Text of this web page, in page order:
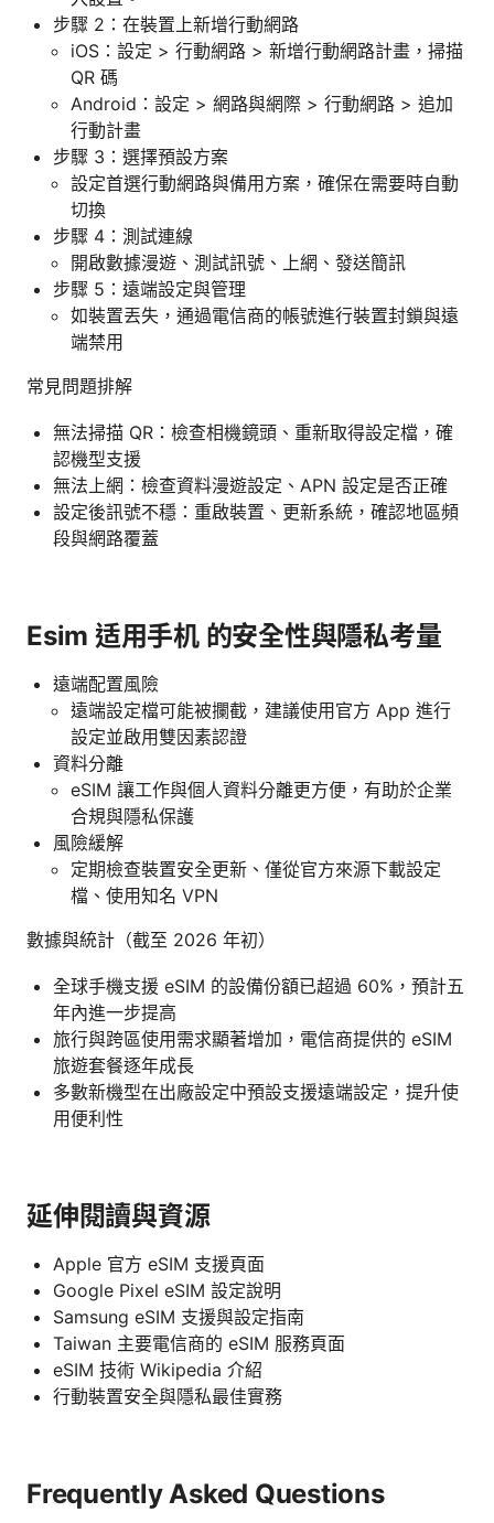
步驟 2：在裝置上新增行動網路
iOS：設定 > 行動網路 > 新增行動網路計畫，掃描
QR 碼
Android：設定 > 網路與網際 > 行動網路 > 追加
行動計畫
步驟 3：選擇預設方案
設定首選行動網路與備用方案，確保在需要時自動
切換
步驟 4：測試連線
開啟數據漫遊、測試訊號、上網、發送簡訊
步驟 5：遠端設定與管理
如裝置丟失，通過電信商的帳號進行裝置封鎖與遠
端禁用
常見問題排解
無法掃描 QR：檢查相機鏡頭、重新取得設定檔，確
認機型支援
無法上網：檢查資料漫遊設定、APN 設定是否正確
設定後訊號不穩：重啟裝置、更新系統，確認地區頻
段與網路覆蓋
Esim 适用手机 的安全性與隱私考量
遠端配置風險
遠端設定檔可能被攔截，建議使用官方 App 進行
設定並啟用雙因素認證
資料分離
eSIM 讓工作與個人資料分離更方便，有助於企業
合規與隱私保護
風險緩解
定期檢查裝置安全更新、僅從官方來源下載設定
檔、使用知名 VPN
數據與統計（截至 2026 年初）
全球手機支援 eSIM 的設備份額已超過 60%，預計五
年內進一步提高
旅行與跨區使用需求顯著增加，電信商提供的 eSIM
旅遊套餐逐年成長
多數新機型在出廠設定中預設支援遠端設定，提升使
用便利性
延伸閱讀與資源
Apple 官方 eSIM 支援頁面
Google Pixel eSIM 設定說明
Samsung eSIM 支援與設定指南
Taiwan 主要電信商的 eSIM 服務頁面
eSIM 技術 Wikipedia 介紹
行動裝置安全與隱私最佳實務
Frequently Asked Questions